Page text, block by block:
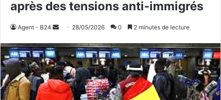
après des tensions anti-immigrés
Agent - B24
v
o
y
e
28/05/2026 0 2 minutes de lecture